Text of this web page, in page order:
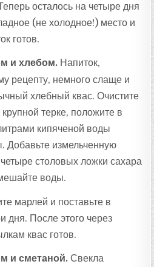
осталось на четыре дня
(не холодное!) место и
готов.
и хлебом. Напиток,
рецепту, немного слаще и
хлебный квас. Очистите
терке, положите в
кипяченой воды
Добавьте измельченную
столовых ложки сахара
воды.
марлей и поставьте в
дня. После этого через
квас готов.
и сметаной.Свекла